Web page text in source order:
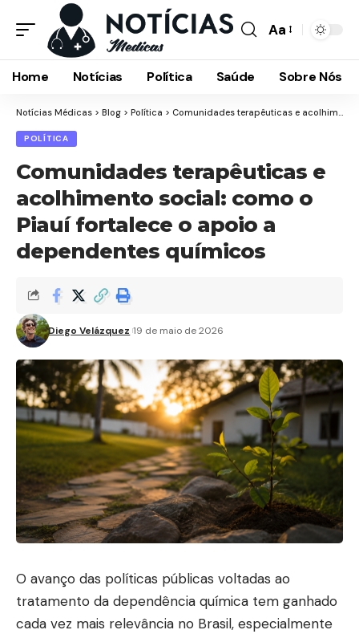
Font
Resizer
Aa
Home Notícias Política Saúde Sobre Nós
Notícias Médicas > Blog > Política > Comunidades terapêuticas e acolhimento social: como o Piauí fortalece o apoio a dependentes químicos
POLÍTICA
Comunidades terapêuticas e
acolhimento social: como o
Piauí fortalece o apoio a
dependentes químicos
Diego Velázquez 19 de maio de 2026
O avanço das políticas públicas voltadas ao
tratamento da dependência química tem ganhado
cada vez mais relevância no Brasil, especialmente